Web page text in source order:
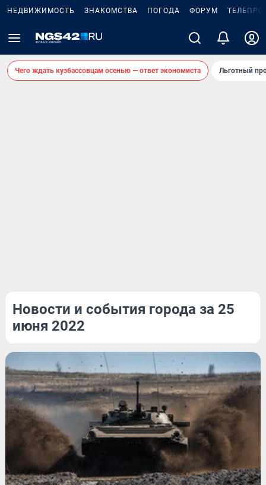
НЕДВИЖИМОСТЬ ЗНАКОМСТВА ПОГОДА ФОРУМ
Чего ждать кузбассовцам осенью — ответ экономиста Льготный
Новости и события города за 25
июня 2022